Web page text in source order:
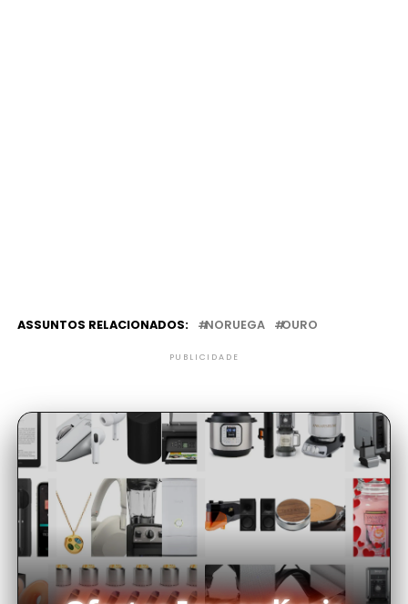
ASSUNTOS RELACIONADOS: NORUEGA OURO
PUBLICIDADE